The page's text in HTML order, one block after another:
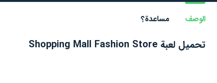
الوصف مساعدة؟
تحميل لعبة Shopping Mall Fashion Store